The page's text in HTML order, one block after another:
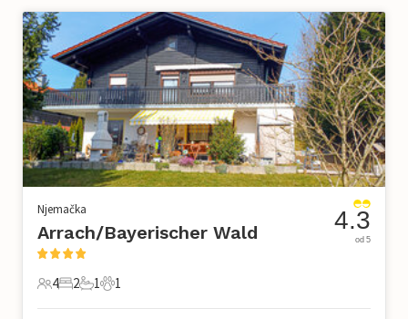
Njemačka
Arrach/Bayerischer Wald
4 Gosti
4
2 Spavaće sobe
2
1 Kupaonica
1
1 Kućni ljubimac
1
4.3
od 5